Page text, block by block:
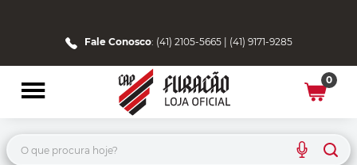
Fale Conosco: (41) 2105-5665 | (41) 9171-9285
0
O que procura hoje?